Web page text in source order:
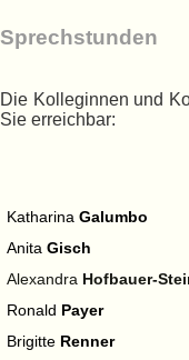
Sprechstunden
Die Kolleginnen und
Sie erreichbar:
Katharina Galumbo
Anita Gisch
Alexandra Hofbauer-
Ronald Payer
Brigitte Renner